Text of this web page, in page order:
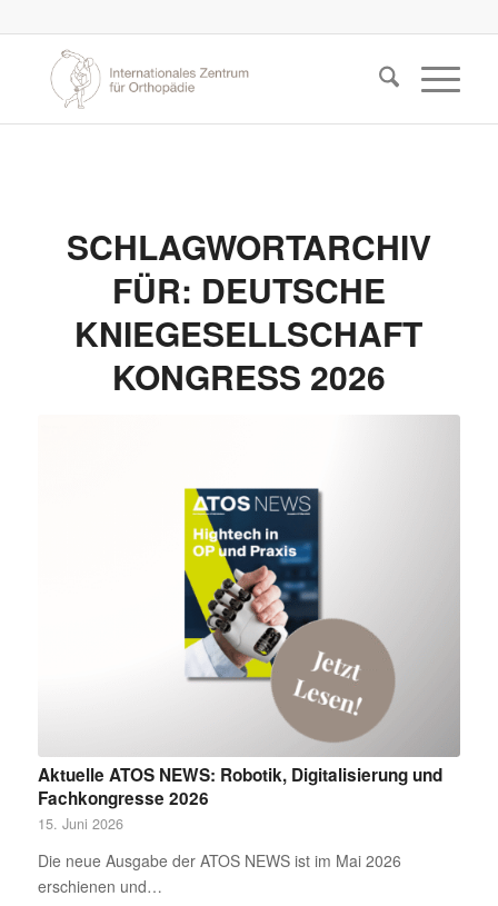
SCHLAGWORTARCHIV
FÜR: DEUTSCHE
KNIEGESELLSCHAFT
KONGRESS 2026
Aktuelle ATOS NEWS: Robotik, Digitalisierung und
Fachkongresse 2026
15. Juni 2026
Die neue Ausgabe der ATOS NEWS ist im Mai 2026
erschienen und…